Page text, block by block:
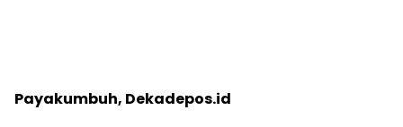
Payakumbuh, Dekadepos.id